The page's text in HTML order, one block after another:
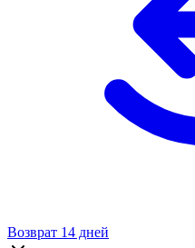
Возврат 14 дней